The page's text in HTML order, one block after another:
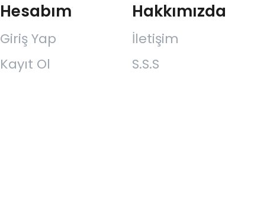
Hesabım
Giriş Yap
Kayıt Ol
Hakkımızda
İletişim
S.S.S